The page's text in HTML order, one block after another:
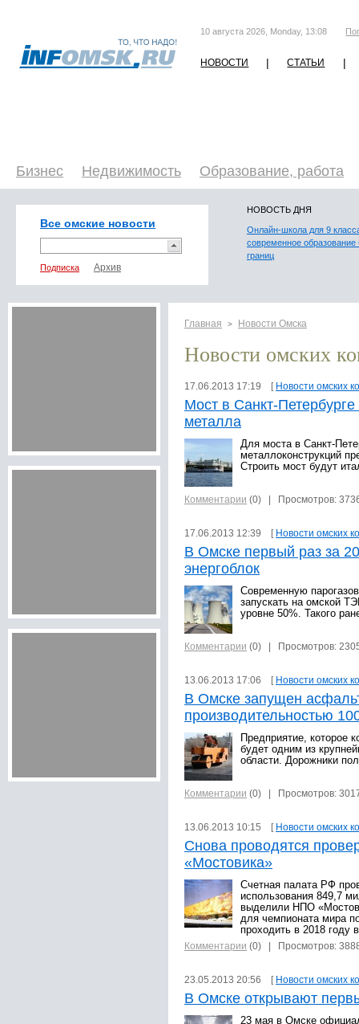
10 августа 2026, Monday, 13:08
НОВОСТИ | СТАТЬИ |
Бизнес Недвижимость Образование, работа
Все омские новости
Подписка
НОВОСТЬ ДНЯ
Онлайн-школа для 9
современное образование
границ
Главная > Новости Омска
Новости омских
17.06.2013 17:19 [ Новости омских
Мост в Санкт-Петербурге
металла
Для моста в Санкт-
металлоконструкций
Строить мост будут
Комментарии (0) | Просмотров:
17.06.2013 12:39 [ Новости омских
В Омске первый раз за
энергоблок
Современную
запускать на омской
уровне 50%. Такого
Комментарии (0) | Просмотров:
13.06.2013 17:06 [ Новости омских
В Омске запущен
производительностью
Предприятие, которое
будет одним из
области. Дорожники
Комментарии (0) | Просмотров:
13.06.2013 10:15 [ Новости омских
Снова проводятся
«Мостовика»
Счетная палата РФ
использования 849,7
выделили НПО
для чемпионата мира
проходить в 2018 году
Комментарии (0) | Просмотров:
23.05.2013 20:56 [ Новости омских
В Омске открывают
23 мая в Омске